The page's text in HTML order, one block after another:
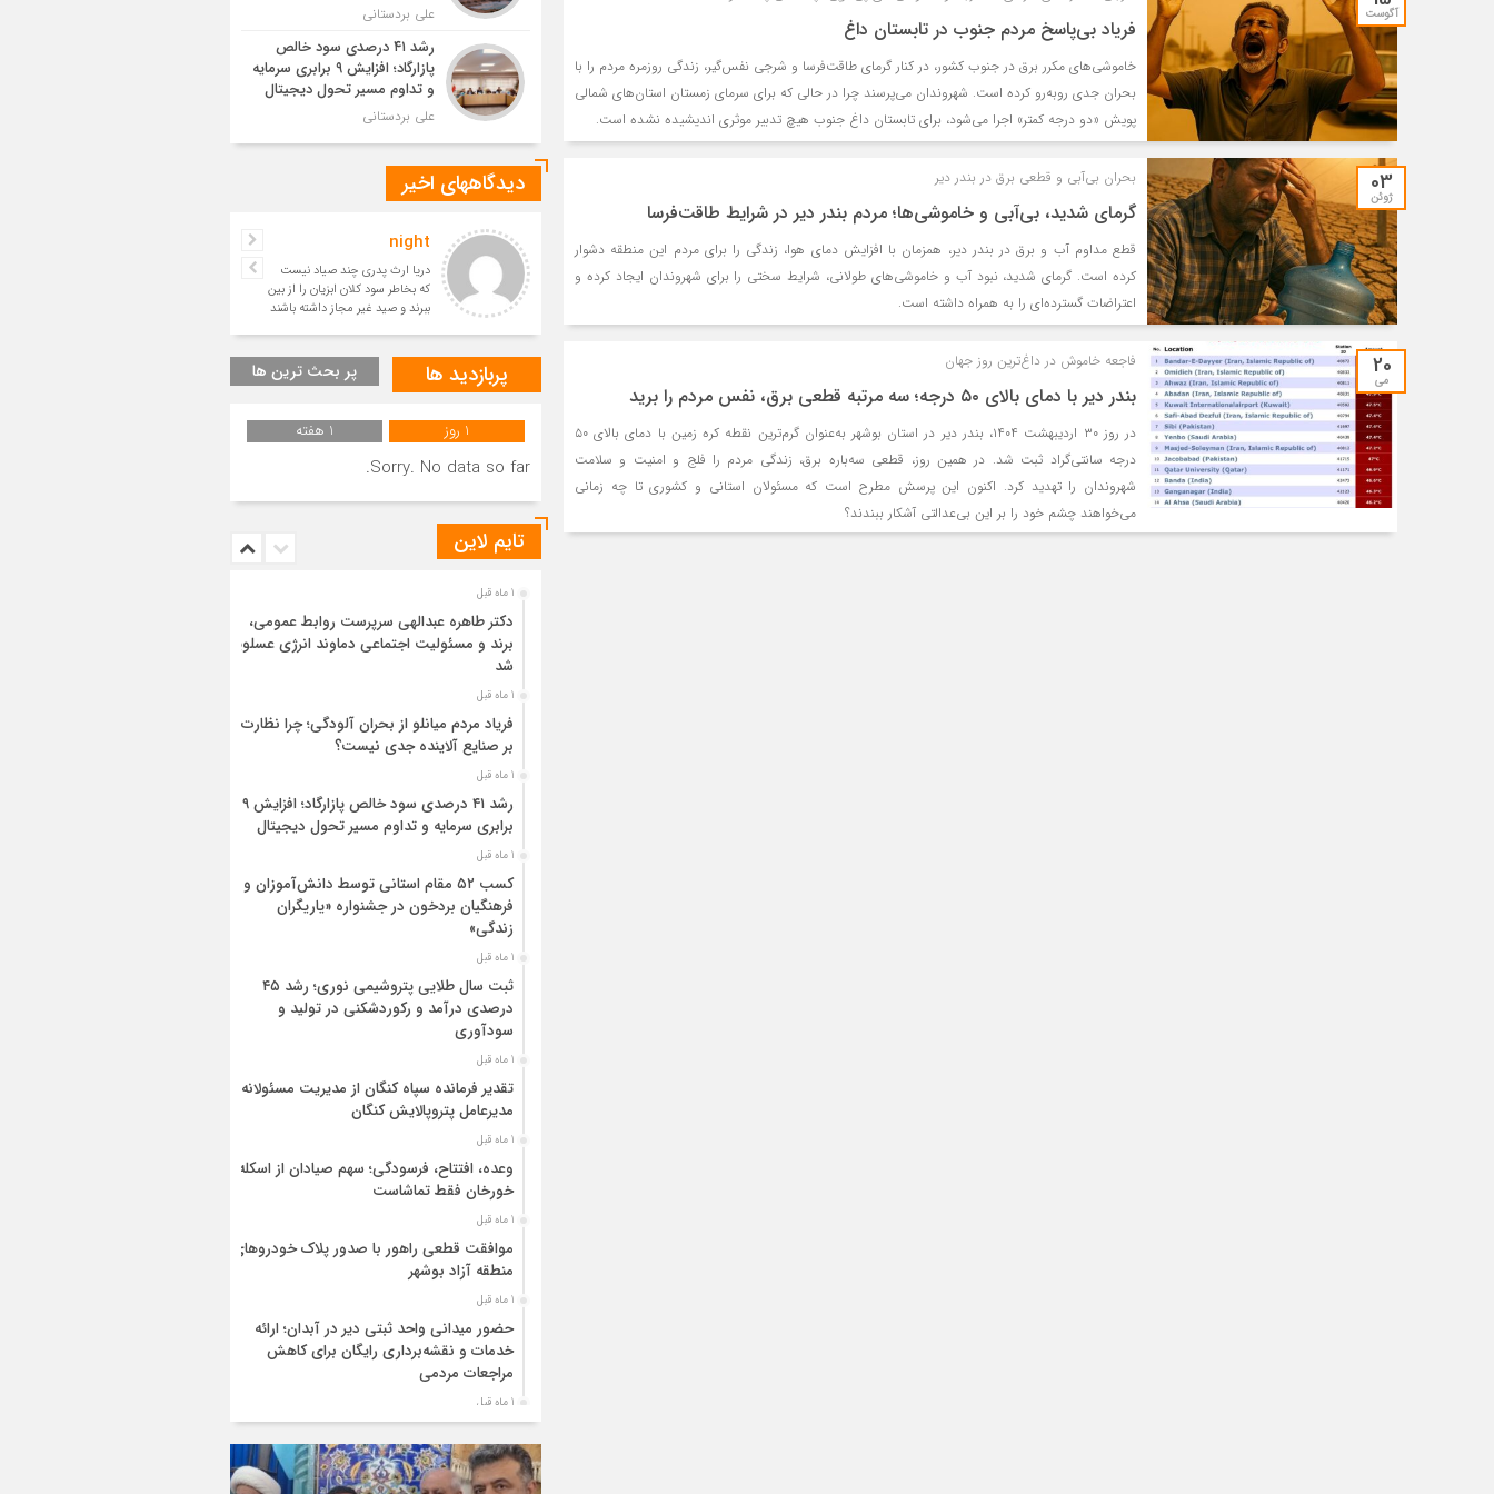
آگوست
فریاد بی‌پاسخ مردم جنوب در تابستان داغ
خاموشی‌های مکرر برق در جنوب کشور، در کنار گرمای طاقت‌فرسا و شرجی نفس‌گیر، زندگی روزمره مردم را با
بحران جدی روبه‌رو کرده است. شهروندان می‌پرسند چرا در حالی که برای سرمای زمستان استان‌های شمالی
پویش «دو درجه کمتر» اجرا می‌شود، برای تابستان داغ جنوب هیچ تدبیر موثری اندیشیده نشده است.
03
ژوئن
بحران بی‌آبی و قطعی برق در بندر دیر
گرمای شدید، بی‌آبی و خاموشی‌ها؛ مردم بندر دیر در شرایط طاقت‌فرسا
قطع مداوم آب و برق در بندر دیر، همزمان با افزایش دمای هوا، زندگی را برای مردم این منطقه دشوار
کرده است. گرمای شدید، نبود آب و خاموشی‌های طولانی، شرایط سختی را برای شهروندان ایجاد کرده و
اعتراضات گسترده‌ای را به همراه داشته است.
20
می
فاجعه خاموش در داغ‌ترین روز جهان
بندر دیر با دمای بالای ۵۰ درجه؛ سه مرتبه قطعی برق، نفس مردم را برید
در روز ۳۰ اردیبهشت ۱۴۰۴، بندر دیر در استان بوشهر به‌عنوان گرم‌ترین نقطه کره زمین با دمای بالای ۵۰
درجه سانتی‌گراد ثبت شد. در همین روز، قطعی سه‌باره برق، زندگی مردم را فلج و امنیت و سلامت
شهروندان را تهدید کرد. اکنون این پرسش مطرح است که مسئولان استانی و کشوری تا چه زمانی
می‌خواهند چشم خود را بر این بی‌عدالتی آشکار ببندند؟
علی بردستانی
رشد ۴۱ درصدی سود خالص
پازارگاد؛ افزایش ۹ برابری سرمایه
و تداوم مسیر تحول دیجیتال
علی بردستانی
دیدگاههای اخیر
night
دریا ارث پدری چند صیاد نیست
که بخاطر سود کلان ابزیان را از بین
ببرند و صید غیر مجاز داشته باشند
ا-ع
درود بر خانم میرزایی که صدای
رسای مردم شهرستان دیر
مهندس بردستانی که رسانه مردمی
اصعر عاشوری
درود و خدا قوت بر مهندس
بردستانی عزیز.عرض تبریک و
شادباش برای به ثمر نشستن
زحمات شبانه روزی شما دوست
پربازدید ها پر بحث ترین ها
1 روز 1 هفته
Sorry. No data so far.
تایم لاین
1 ماه قبل
دکتر طاهره عبدالهی سرپرست روابط عمومی،
برند و مسئولیت اجتماعی دماوند انرژی عسلویه
شد
1 ماه قبل
فریاد مردم میانلو از بحران آلودگی؛ چرا نظارت
بر صنایع آلاینده جدی نیست؟
1 ماه قبل
رشد ۴۱ درصدی سود خالص پازارگاد؛ افزایش ۹
برابری سرمایه و تداوم مسیر تحول دیجیتال
1 ماه قبل
کسب ۵۲ مقام استانی توسط دانش‌آموزان و
فرهنگیان بردخون در جشنواره «یاریگران
زندگی»
1 ماه قبل
ثبت سال طلایی پتروشیمی نوری؛ رشد ۴۵
درصدی درآمد و رکوردشکنی در تولید و
سودآوری
1 ماه قبل
تقدیر فرمانده سپاه کنگان از مدیریت مسئولانه
مدیرعامل پتروپالایش کنگان
1 ماه قبل
وعده، افتتاح، فرسودگی؛ سهم صیادان از اسکله
خورخان فقط تماشاست
1 ماه قبل
موافقت قطعی راهور با صدور پلاک خودروهای
منطقه آزاد بوشهر
1 ماه قبل
حضور میدانی واحد ثبتی دیر در آبدان؛ ارائه
خدمات و نقشه‌برداری رایگان برای کاهش
مراجعات مردمی
1 ماه قبل
بوشهر منصوب شد
1 ماه قبل